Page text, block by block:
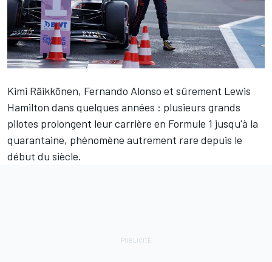
Kimi Räikkönen, Fernando Alonso et sûrement Lewis
Hamilton dans quelques années : plusieurs grands
pilotes prolongent leur carrière en Formule 1 jusqu'à la
quarantaine, phénomène autrement rare depuis le
début du siècle.